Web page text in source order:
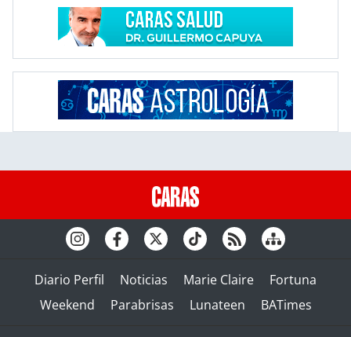
Diario Perfil Noticias Marie Claire
Fortuna
Weekend
Parabrisas Lunateen BATimes